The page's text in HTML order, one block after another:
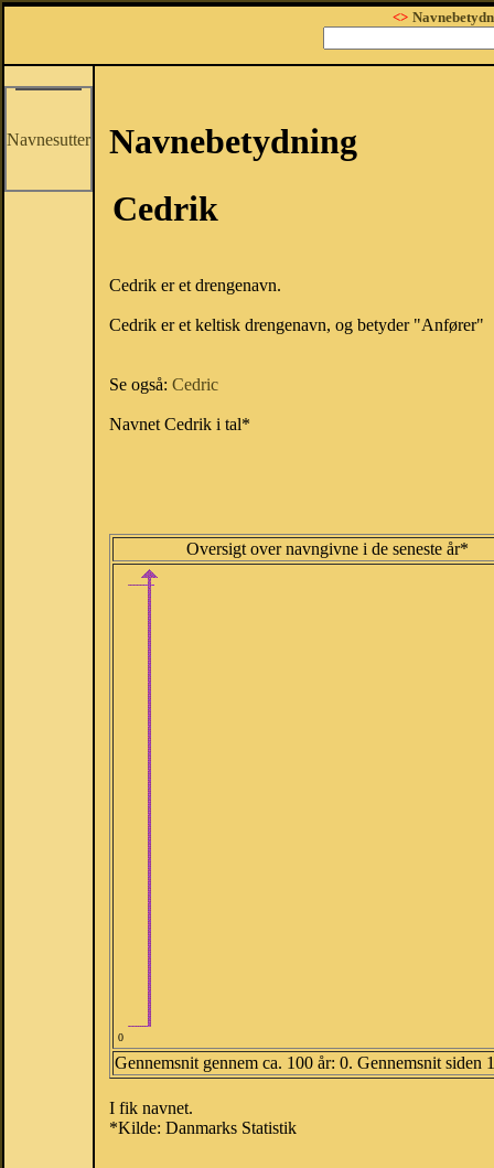
<>
Navnesutter
Navnebetydning
Cedrik
Cedrik er et drengenavn.
Cedrik er et keltisk drengenavn, og betyder "Anfører"
Se også: Cedric
Navnet Cedrik i tal*
Oversigt over navngivne i de seneste år*
0
Gennemsnit gennem ca. 100 år: 0. Gennemsnit siden
I fik navnet.
*Kilde: Danmarks Statistik